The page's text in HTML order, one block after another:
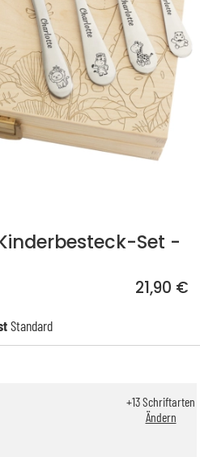
Set -
21,90 €
Standard
+13Schriftarten
Ändern